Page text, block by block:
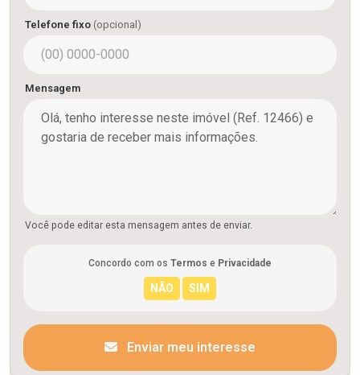
Telefone fixo (opcional)
Mensagem
Você pode editar esta mensagem antes de enviar.
Concordo com os Termos e Privacidade
Enviar meu interesse